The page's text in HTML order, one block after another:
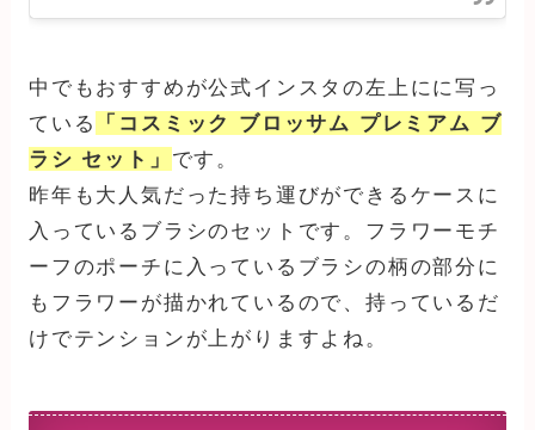
中でもおすすめが公式インスタの左上にに写っ
ている
「コスミック ブロッサム プレミアム ブ
ラシ セット」 です。
昨年も大人気だった持ち運びができるケースに
入っているブラシのセットです。フラワーモチ
ーフのポーチに入っているブラシの柄の部分に
もフラワーが描かれているので、持っているだ
けでテンションが上がりますよね。